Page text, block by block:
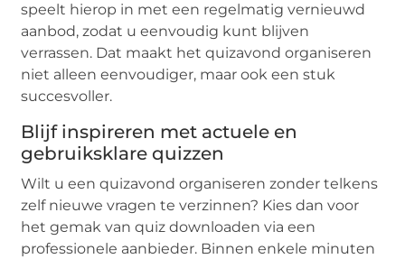
speelt hierop in met een regelmatig vernieuwd
aanbod, zodat u eenvoudig kunt blijven
verrassen. Dat maakt het quizavond organiseren
niet alleen eenvoudiger, maar ook een stuk
succesvoller.
Blijf inspireren met actuele en
gebruiksklare quizzen
Wilt u een quizavond organiseren zonder telkens
zelf nieuwe vragen te verzinnen? Kies dan voor
het gemak van quiz downloaden via een
professionele aanbieder. Binnen enkele minuten